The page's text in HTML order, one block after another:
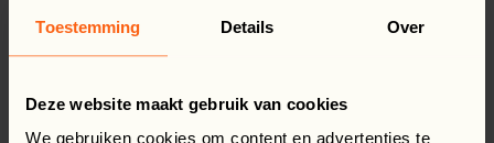
Toestemming Details Over
Deze website maakt gebruik van cookies
We gebruiken cookies om content en advertenties te